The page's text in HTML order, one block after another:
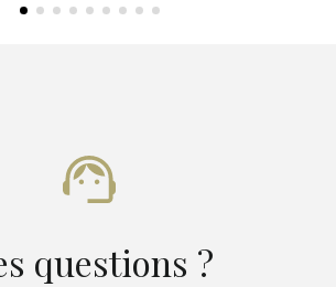
questions ?